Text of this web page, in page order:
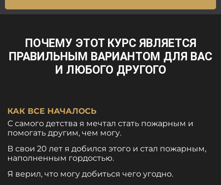
ПОЧЕМУ ЭТОТ КУРС ЯВЛЯЕТСЯ
ПРАВИЛЬНЫМ ВАРИАНТОМ ДЛЯ ВАС
И ЛЮБОГО ДРУГОГО
КАК ВСЕ НАЧАЛОСЬ
С самого детства я мечтал стать пожарным и
помогать другим, чем могу.
В свои 20 лет я добился этого и стал пожарным,
наполненным гордостью.
Я верил, что могу добиться чего угодно.